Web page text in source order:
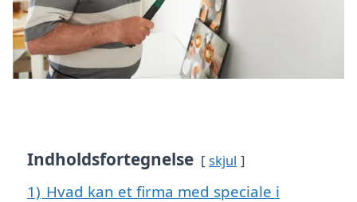
Indholdsfortegnelse skjul
1) Hvad kan et firma med speciale i